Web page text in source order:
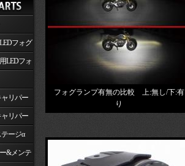
フォグ
LEDフォ
ャリパー
ャリパー
ージα
&メンテ
フォグランプ有無の比較 上:無し/下:有
り